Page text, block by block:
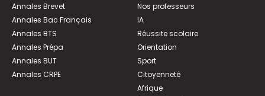
Annales Brevet
Annales Bac Français
Annales BTS
Annales Prépa
Annales BUT
Annales CRPE
Nos professeurs
IA
Réussite scolaire
Orientation
Sport
Citoyenneté
Afrique